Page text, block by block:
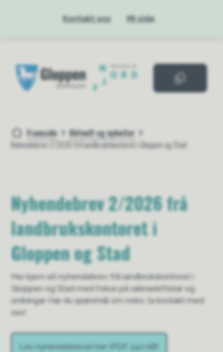
Kontakt oss Mi side
Du er her:
Framside
Aktuelt og nyheiter
Nyhendebrev 2/2026 frå landbrukskontoret i Gloppen og Stad
Nyhendebrev 2/2026 frå
landbrukskontoret i
Gloppen og Stad
Her kjem eit nyhendebrev frå landbrukskontoret i
Gloppen og Stad med fokus på søknadsfristar og
ordningar. Har du spørsmål om noko, ta kontakt med
oss!
Les nyhendebrevet her (PDF, 540 kB)